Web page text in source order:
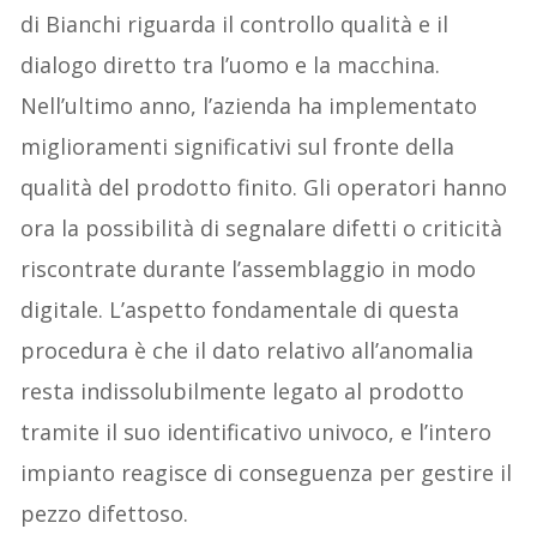
di Bianchi riguarda il controllo qualità e il
dialogo diretto tra l’uomo e la macchina.
Nell’ultimo anno, l’azienda ha implementato
miglioramenti significativi sul fronte della
qualità del prodotto finito. Gli operatori hanno
ora la possibilità di segnalare difetti o criticità
riscontrate durante l’assemblaggio in modo
digitale. L’aspetto fondamentale di questa
procedura è che il dato relativo all’anomalia
resta indissolubilmente legato al prodotto
tramite il suo identificativo univoco, e l’intero
impianto reagisce di conseguenza per gestire il
pezzo difettoso.